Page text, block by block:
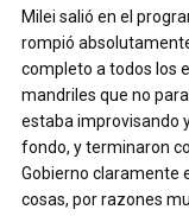
Milei salió en el
rompió
completo a todos los
mandriles que no
estaba improvisando
fondo, y terminaron
Gobierno claramente
cosas, por razones